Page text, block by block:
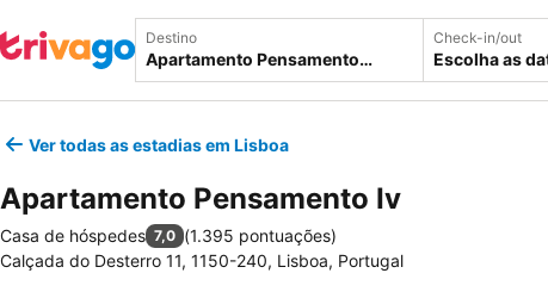
Destino Check-in/out
Escolha as
Ver todas as estadias em Lisboa
Apartamento Pensamento Iv
Casa de hóspedes 7,0 (1.395 pontuações)
Calçada do Desterro 11, 1150-240, Lisboa, Portugal